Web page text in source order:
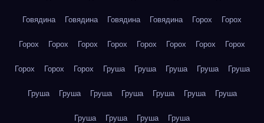
Говядина Говядина Говядина Говядина Горох Горох
Горох Горох Горох Горох Горох Горох Горох Горох
Горох Горох Горох Груша Груша Груша Груша Груша
Груша Груша Груша Груша Груша Груша Груша
Груша Груша Груша Груша